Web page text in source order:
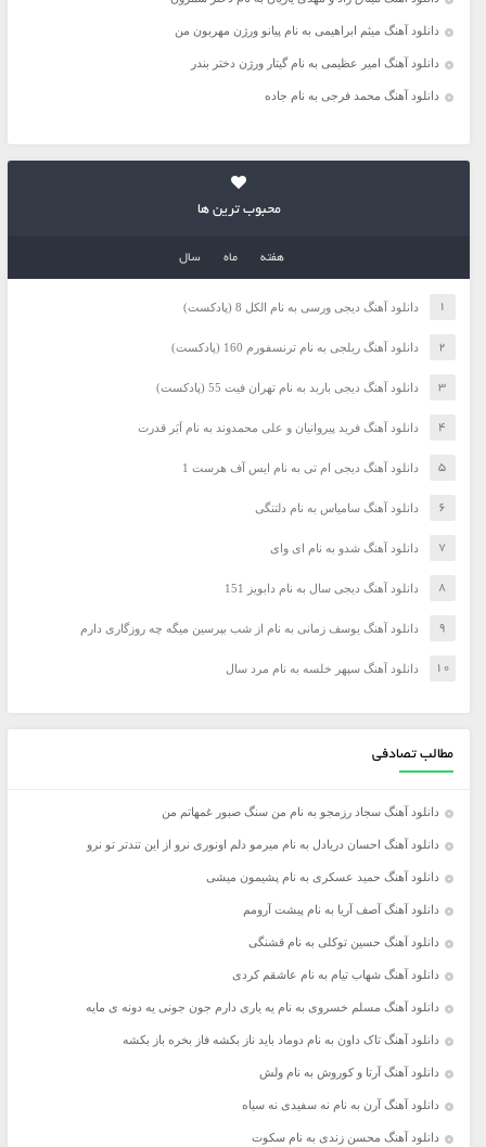
دانلود آهنگ میثم ابراهیمی به نام پیانو ورژن مهربون من
دانلود آهنگ امیر عظیمی به نام گیتار ورژن دختر بندر
دانلود آهنگ محمد فرجی به نام جاده
محبوب ترین ها
هفته ماه سال
دانلود آهنگ دیجی ورسی به نام الکل 8 (پادکست)
دانلود آهنگ ریلجی به نام ترنسفورم 160 (پادکست)
دانلود آهنگ دیجی باربد به نام تهران فیت 55 (پادکست)
دانلود آهنگ فرید پیروانیان و علی محمدوند به نام اَبَر قدرت
دانلود آهنگ دیجی ام تی به نام ایس آف هرست 1
دانلود آهنگ سامیاس به نام دلتنگی
دانلود آهنگ شدو به نام ای وای
دانلود آهنگ دیجی سال به نام دابویز 151
دانلود آهنگ یوسف زمانی به نام از شب بپرسین میگه چه روزگاری دارم
دانلود آهنگ سپهر خلسه به نام مرد سال
مطالب تصادفی
دانلود آهنگ سجاد رزمجو به نام من سنگ صبور غمهاتم من
دانلود آهنگ احسان دریادل به نام میرمو دلم اونوری نرو از این تندتر تو نرو
دانلود آهنگ حمید عسکری به نام پشیمون میشی
دانلود آهنگ آصف آریا به نام پیشت آرومم
دانلود آهنگ حسین توکلی به نام قشنگی
دانلود آهنگ شهاب تیام به نام عاشقم کردی
دانلود آهنگ مسلم خسروی به نام یه یاری دارم جون جونی یه دونه ی مایه
دانلود آهنگ تاک داون به نام دوماد باید ناز بکشه فاز بخره باز بکشه
دانلود آهنگ آرتا و کوروش به نام ولش
دانلود آهنگ آرن به نام نه سفیدی نه سیاه
دانلود آهنگ محسن زندی به نام سکوت